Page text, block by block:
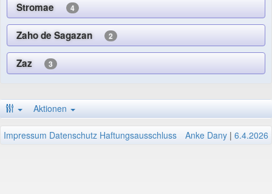
Stromae 4
Zaho de Sagazan 2
Zaz 3
Aktionen
Impressum Datenschutz Haftungsausschluss Anke Dany | 6.4.2026